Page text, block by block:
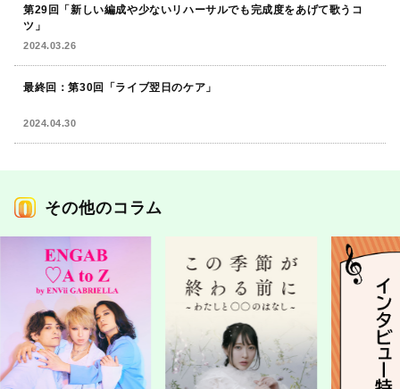
第29回「新しい編成や少ないリハーサルでも完成度をあげて歌うコ
ツ」
2024.03.26
最終回：第30回「ライブ翌日のケア」
2024.04.30
その他のコラム